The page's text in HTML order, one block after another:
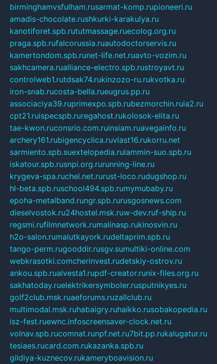
birminghamvsfulham.rusarmat-komp.rupioneeri.ru
amadis-chocolate.rushkurki-karakulya.ru
kanotiforet.spb.rututmassage.ruecolog.org.ru
praga.spb.rufalcorussia.ruautodoctorservis.ru
kamertondom.spb.runet-life.net.ruavto-vozim.ru
sakhcamera.rualliance-electro.spb.rustroyavt.ru
controlweb1.rutdsak74.rukinzozo-ru.rukvotka.ru
iron-snab.rucosta-bella.rueugrus.pp.ru
associaciya39.ruprimexpo.spb.rubezmorchin.ruia2.ru
cpt21.ruispecspb.ruregahost.rukolosok-elita.ru
tae-kwon.ruconsrio.com.ruinsiam.ruavegainfo.ru
archery161.rubigencyclica.ruvlast16.rukorru.net
sarmiento.spb.suextelopedia.rulammin-suo.spb.ru
iskatour.spb.rusnpi.org.rurunning-line.ru
krygeva-spa.ruchel.net.rurust-loco.rudugshop.ru
hl-beta.spb.ruschool494.spb.rumymubaby.ru
epoha-metalband.rungr.spb.rurusgosnews.com
dieselvostok.ru24hostel.msk.ruw-dev.ruf-ship.ru
regsmi.rufilmnetwork.rumalinasp.rukinosvin.ru
h2o-salon.rumalutkayork.rudeltaprim.spb.ru
tango-perm.rugooddir.rusgv.sumultiki-online.com
webkrasotki.comcherinvest.rudetskiy-ostrov.ru
ankou.spb.rualvesta1.rupdf-creator.runix-files.org.ru
sakhatoday.ruelektrikersymboler.rusputnikyes.ru
golf2club.msk.ruaeforums.ruzallclub.ru
multimodal.msk.ruhabaigry.ruhaikko.rusobakopedia.ru
isz-fest.ruewnc.infoscreensaver-clock.net.ru
volnav.spb.rucomnat.runpf.net.ru7bit.pp.rukalugatur.ru
tesiaes.rucard.com.rukazanka.spb.ru
gildiya-kuznecov.rukameryboavision.ru